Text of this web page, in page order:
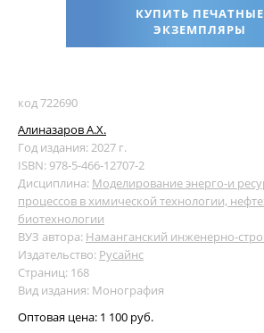
КУПИТЬ ПЕЧАТНЫЕ
ЭКЗЕМПЛЯРЫ
код 722690
Алиназаров А.Х.
Год издания: 2027 г.
ISBN: 978-5-466-12707-2
Дисциплина: Моделирование энерго-и
процессов в химической технологии,
биотехнологии
ВУЗ автора: Наманганский инженерно-
Издательство: Русайнс
Страниц: 168
Вид издания: Монография
Оптовая цена: 1 100 руб.